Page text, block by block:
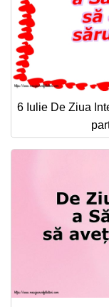
6 Iulie De Ziua